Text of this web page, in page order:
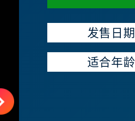
发售日期
适合年龄